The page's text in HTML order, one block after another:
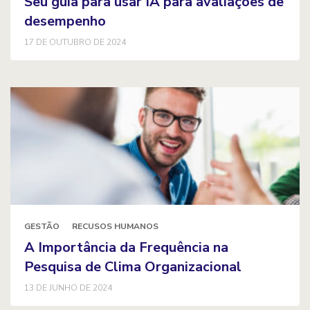
desempenho
17 DE OUTUBRO DE 2024
GESTÃO RECUSOS HUMANOS
A Importância da Frequência na
Pesquisa de Clima Organizacional
13 DE JUNHO DE 2024